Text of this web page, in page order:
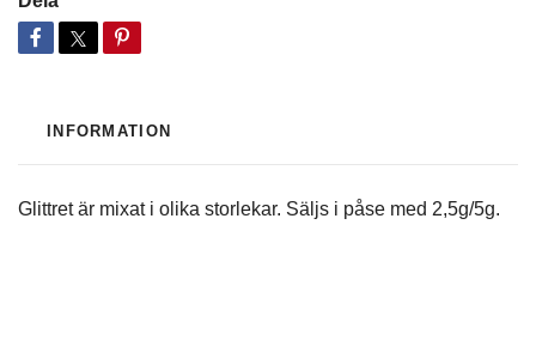
INFORMATION
Glittret är mixat i olika storlekar. Säljs i påse med 2,5g/5g.